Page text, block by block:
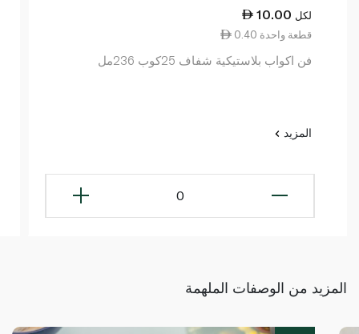
10.00 لكل
0.40 قطعة واحدة
فن اكواب بلاستيكية شفاف 25كوب 236مل
المزيد
0
المزيد من الوصفات الملهمة